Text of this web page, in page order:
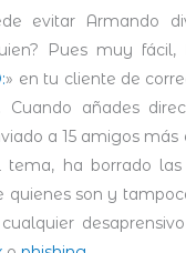
evitar Armando
Pues muy
» en tu cliente de
Cuando añades
a 15 amigos más
ha borrado
quienes son y